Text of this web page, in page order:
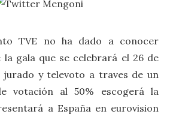
TVE no ha dado a conocer
la gala que se celebrará el 26 de
y televoto a traves de un
votación al 50% escogerá la
a España en eurovision